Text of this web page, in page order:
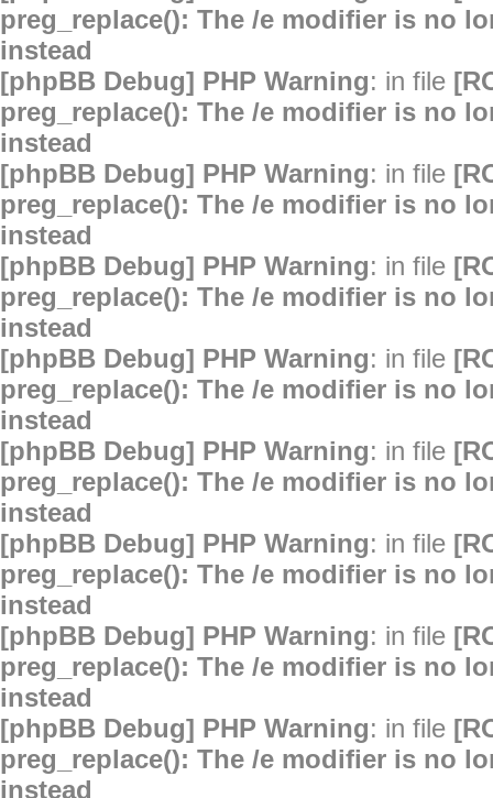
preg_replace(): The /e modifier is no
instead
[phpBB Debug] PHP Warning: in file
preg_replace(): The /e modifier is no
instead
[phpBB Debug] PHP Warning: in file
preg_replace(): The /e modifier is no
instead
[phpBB Debug] PHP Warning: in file
preg_replace(): The /e modifier is no
instead
[phpBB Debug] PHP Warning: in file
preg_replace(): The /e modifier is no
instead
[phpBB Debug] PHP Warning: in file
preg_replace(): The /e modifier is no
instead
[phpBB Debug] PHP Warning: in file
preg_replace(): The /e modifier is no
instead
[phpBB Debug] PHP Warning: in file
preg_replace(): The /e modifier is no
instead
[phpBB Debug] PHP Warning: in file
preg_replace(): The /e modifier is no
instead